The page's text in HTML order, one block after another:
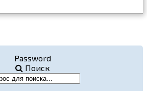
Password
Поиск